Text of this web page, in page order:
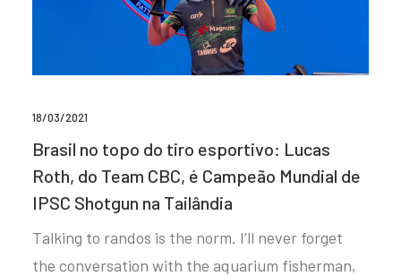
18/03/2021
Brasil no topo do tiro esportivo: Lucas
Roth, do Team CBC, é Campeão Mundial de
IPSC Shotgun na Tailândia
Talking to randos is the norm. I’ll never forget
the conversation with the aquarium fisherman,